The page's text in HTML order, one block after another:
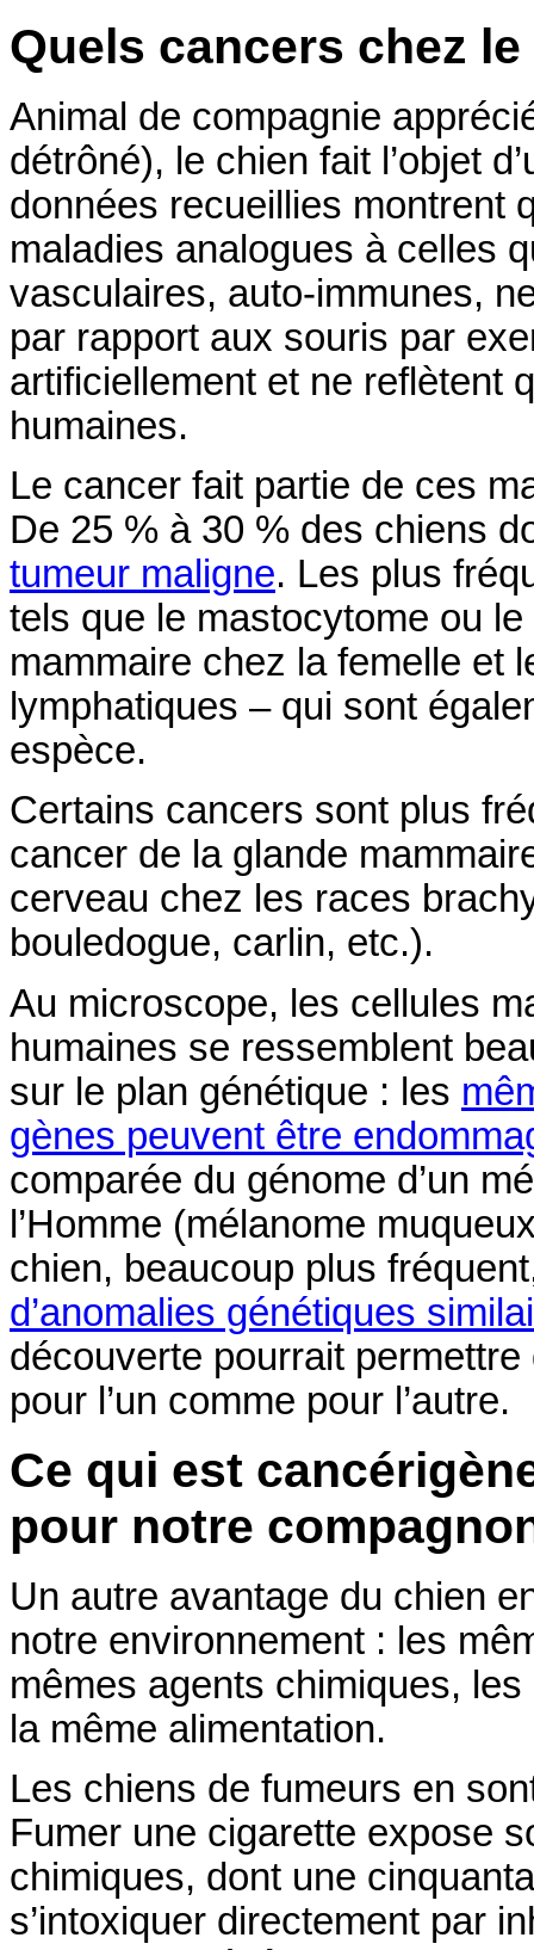
Quels cancers chez
Animal de compagnie
détrôné), le chien fait l’objet
données recueillies montrent
maladies analogues à celles
vasculaires, auto-immunes,
par rapport aux souris par
artificiellement et ne reflètent
humaines.
Le cancer fait partie de ces
De 25 % à 30 % des chiens
tumeur maligne. Les plus
tels que le mastocytome ou
mammaire chez la femelle
lymphatiques – qui sont
espèce.
Certains cancers sont plus
cancer de la glande
cerveau chez les races
bouledogue, carlin, etc.).
Au microscope, les cellules
humaines se ressemblent
sur le plan génétique : les
gènes peuvent être
comparée du génome d’un
l’Homme (mélanome
chien, beaucoup plus
d’anomalies génétiques
découverte pourrait
pour l’un comme pour l’autre.
Ce qui est
pour notre
Un autre avantage du chien
notre environnement : les
mêmes agents chimiques,
la même alimentation.
Les chiens de fumeurs en
Fumer une cigarette expose
chimiques, dont une
s’intoxiquer directement par